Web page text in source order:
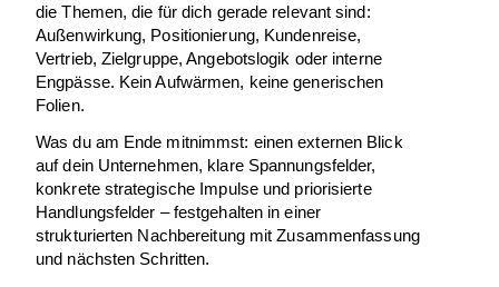
die Themen, die für dich gerade relevant sind:
Außenwirkung, Positionierung, Kundenreise,
Vertrieb, Zielgruppe, Angebotslogik oder interne
Engpässe. Kein Aufwärmen, keine generischen
Folien.
Was du am Ende mitnimmst: einen externen Blick
auf dein Unternehmen, klare Spannungsfelder,
konkrete strategische Impulse und priorisierte
Handlungsfelder – festgehalten in einer
strukturierten Nachbereitung mit Zusammenfassung
und nächsten Schritten.